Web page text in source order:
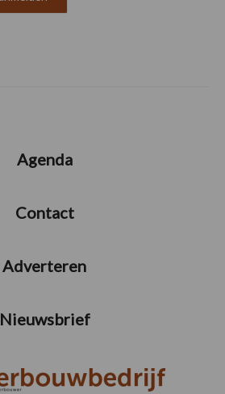
Agenda
Contact
Adverteren
Nieuwsbrief